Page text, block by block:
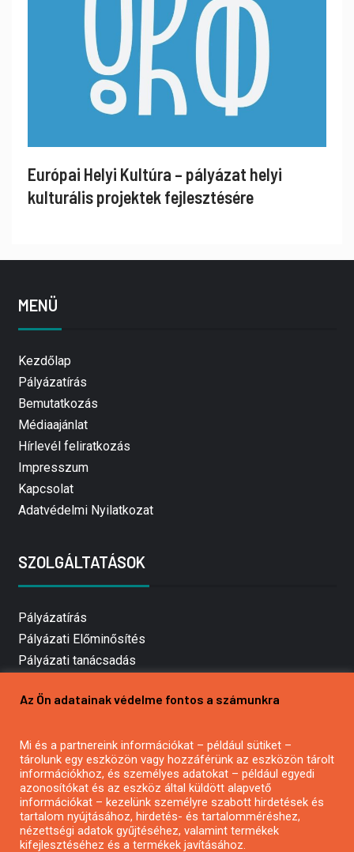
Európai Helyi Kultúra – pályázat helyi
kulturális projektek fejlesztésére
MENÜ
Kezdőlap
Pályázatírás
Bemutatkozás
Médiaajánlat
Hírlevél feliratkozás
Impresszum
Kapcsolat
Adatvédelmi Nyilatkozat
SZOLGÁLTATÁSOK
Pályázatírás
Pályázati Előminősítés
Pályázati tanácsadás
Mezőgazdasági pályázatírás
Pályázatírás civil szervezeteknek
Pályázatírás önkormányzatoknak
Pályázatfigyelés
Specifikus pályázatfigyelés vagy hírlevél
Az Ön adatainak védelme fontos a számunkra
Mi és a partnereink információkat – például sütiket –
tárolunk egy eszközön vagy hozzáférünk az eszközön tárolt
információkhoz, és személyes adatokat – például egyedi
azonosítókat és az eszköz által küldött alapvető
információkat – kezelünk személyre szabott hirdetések és
tartalom nyújtásához, hirdetés- és tartalomméréshez,
nézettségi adatok gyűjtéséhez, valamint termékek
kifejlesztéséhez és a termékek javításához.